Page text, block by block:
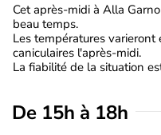
Cet après-midi à Alla
beau temps.
Les températures
caniculaires l'après-midi.
La fiabilité de la situation
De 15h à 18h